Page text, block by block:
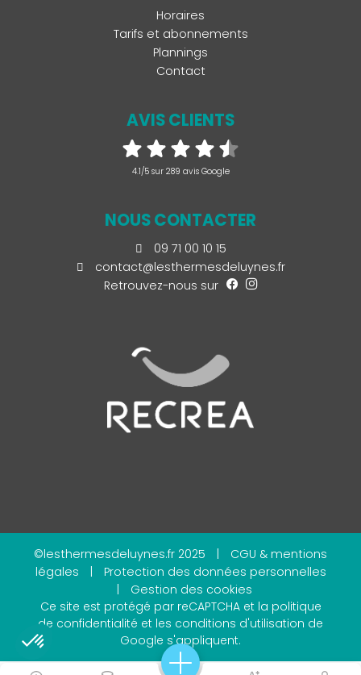
Horaires
Tarifs et abonnements
Plannings
Contact
AVIS CLIENTS
4.1/5 sur 289 avis Google
NOUS CONTACTER
09 71 00 10 15
contact@lesthermesdeluynes.fr
Retrouvez-nous sur
©lesthermesdeluynes.fr 2025
CGU & mentions
légales
Protection des données personnelles
Gestion des cookies
Ce site est protégé par reCAPTCHA et la politique
de confidentialité et les conditions d'utilisation de
Google s'appliquent.